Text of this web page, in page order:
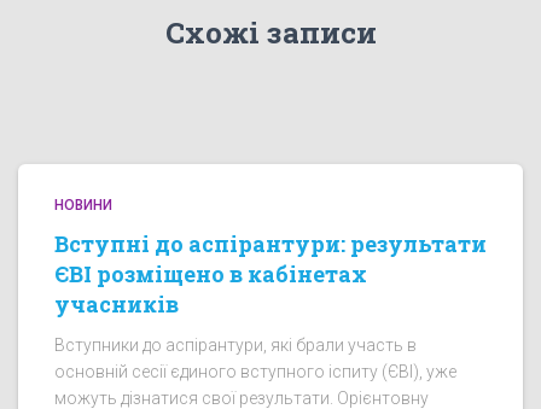
Схожі записи
НОВИНИ
Вступні до аспірантури: результати
ЄВІ розміщено в кабінетах
учасників
Вступники до аспірантури, які брали участь в
основній сесії єдиного вступного іспиту (ЄВІ), уже
можуть дізнатися свої результати. Орієнтовну